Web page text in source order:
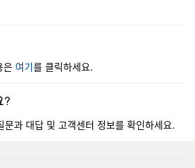
은 여기를 클릭하세요.
?
문과 대답 및 고객센터 정보를 확인하세요.